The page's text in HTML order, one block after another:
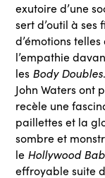
exutoire d’une
sert d’outil à
d’émotions
l’empathie
les Body Doubles
John Waters ont
recèle une
paillettes et la
sombre et
le Hollywood
effroyable suite